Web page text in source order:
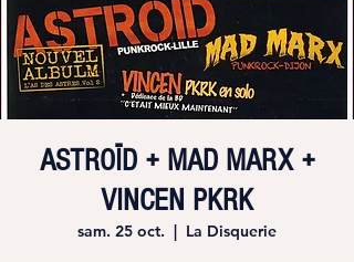
ASTROÏD + MAD MARX +
VINCEN PKRK
sam. 25 oct.
  |
La Disquerie